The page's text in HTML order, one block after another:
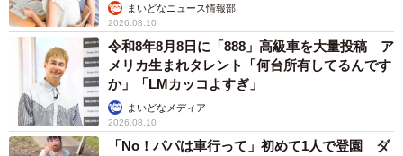
4/9
まいどなニュース情報部
2026.08.10
令和8年8月8日に「888」高級車を大量投稿 ア
メリカ生まれタレント「何台所有してるんです
か」「LMカッコよすぎ」
まいどなメディア
2026.08.10
「No！パパは車行って」初めて1人で登園 ダ